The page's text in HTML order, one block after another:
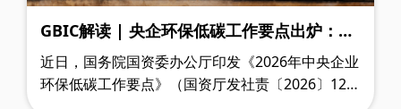
GBIC解读 | 央企环保低碳工作要点出炉：建
材企业的绿色机遇与认证价值
近日，国务院国资委办公厅印发《2026年中央企业
环保低碳工作要点》（国资厅发社责〔2026〕12